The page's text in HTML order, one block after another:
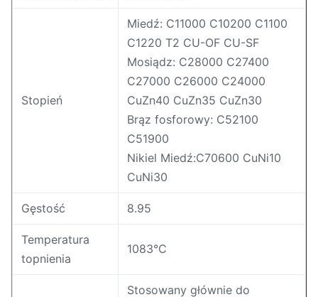
Stopień
Miedź: C11000 C10200 C1100
C1220 T2 CU-OF CU-SF
Mosiądz: C28000 C27400
C27000 C26000 C24000
CuZn40 CuZn35 CuZn30
Brąz fosforowy: C52100
C51900
Nikiel Miedź:C70600 CuNi10
CuNi30
Gęstość 8.95
Temperatura
topnienia
1083°C
Stosowany głównie do